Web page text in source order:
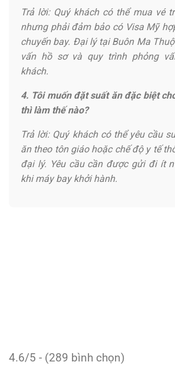
Trả lời: Quý khách có thể mua vé
nhưng phải đảm bảo có Visa Mỹ
chuyến bay. Đại lý tại Buôn Ma
vấn hồ sơ và quy trình phỏng
khách.
4. Tôi muốn đặt suất ăn đặc biệt
thì làm thế nào?
Trả lời: Quý khách có thể yêu cầu
ăn theo tôn giáo hoặc chế độ y tế
đại lý. Yêu cầu cần được gửi đi ít
khi máy bay khởi hành.
4.6/5 - (289 bình chọn)